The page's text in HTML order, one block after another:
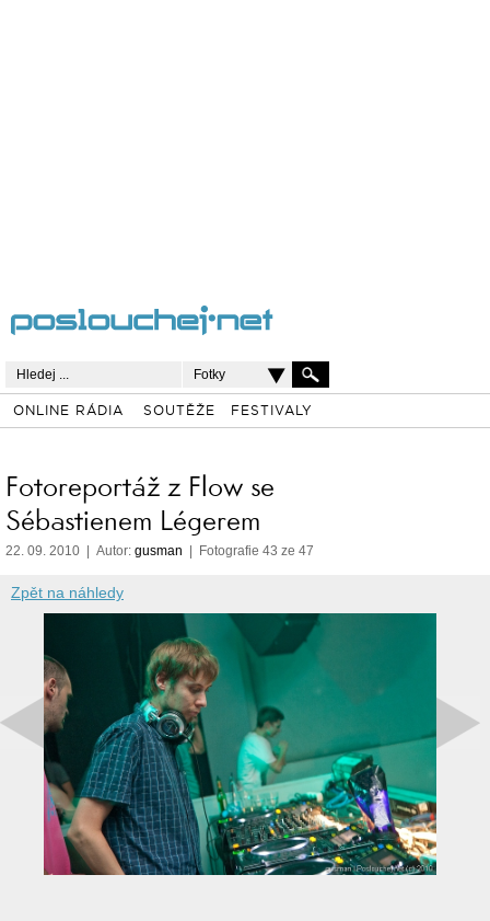
Fotky
ONLINE RÁDIA SOUTĚŽE FESTIVALY
Fotoreportáž z Flow se
Sébastienem Légerem
22. 09. 2010 | Autor: gusman | Fotografie 43 ze 47
Zpět na náhledy